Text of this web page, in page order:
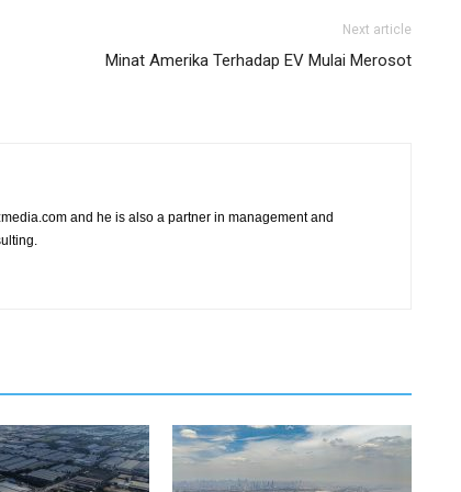
Next article
Minat Amerika Terhadap EV Mulai Merosot
and he is also a partner in management and